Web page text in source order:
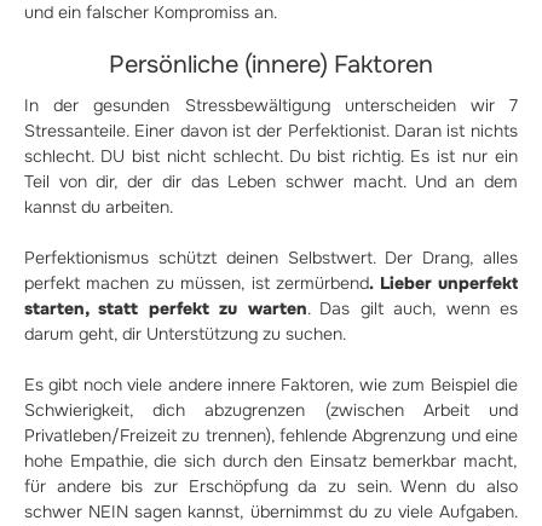
und ein falscher Kompromiss an.
Persönliche (innere) Faktoren
In der gesunden Stressbewältigung unterscheiden wir 7
Stressanteile. Einer davon ist der Perfektionist. Daran ist nichts
schlecht. DU bist nicht schlecht. Du bist richtig. Es ist nur ein
Teil von dir, der dir das Leben schwer macht. Und an dem
kannst du arbeiten.
Perfektionismus schützt deinen Selbstwert. Der Drang, alles
perfekt machen zu müssen, ist zermürbend. Lieber unperfekt
starten, statt perfekt zu warten. Das gilt auch, wenn es
darum geht, dir Unterstützung zu suchen.
Es gibt noch viele andere innere Faktoren, wie zum Beispiel die
Schwierigkeit, dich abzugrenzen (zwischen Arbeit und
Privatleben/Freizeit zu trennen), fehlende Abgrenzung und eine
hohe Empathie, die sich durch den Einsatz bemerkbar macht,
für andere bis zur Erschöpfung da zu sein. Wenn du also
schwer NEIN sagen kannst, übernimmst du zu viele Aufgaben.